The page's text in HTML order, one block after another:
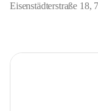
Eisenstädterstraße